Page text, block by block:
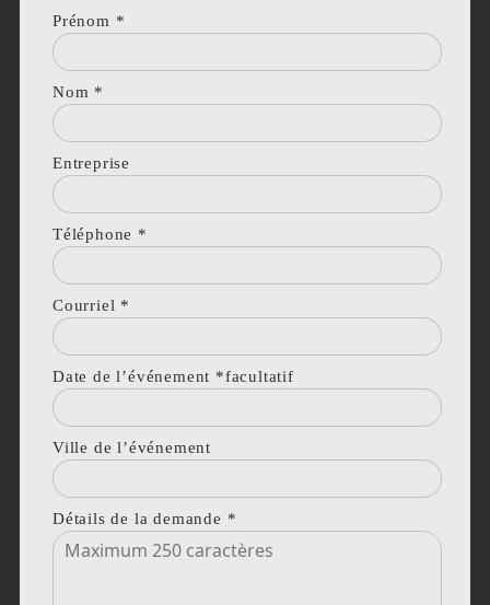
Prénom *
Nom *
Entreprise
Téléphone *
Courriel *
Date de l’événement *facultatif
Ville de l’événement
Détails de la demande *